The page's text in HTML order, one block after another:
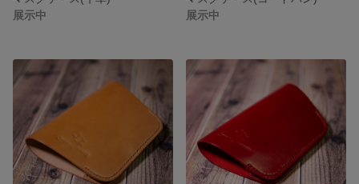
展示中
展示中